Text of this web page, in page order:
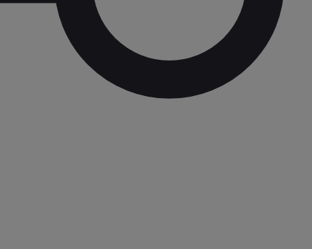
Tartós bérlet teljes körű
Márkakereskedő keresése